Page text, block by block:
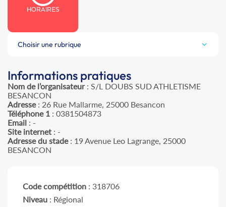
HORAIRES
Choisir une rubrique
Informations pratiques
Nom de l’organisateur: S/L DOUBS SUD ATHLETISME
BESANCON
Adresse: 26 Rue Mallarme, 25000 Besancon
Téléphone 1 : 0381504873
Email : -
Site internet : -
Adresse du stade: 19 Avenue Leo Lagrange, 25000
BESANCON
Code compétition : 318706
Niveau : Régional